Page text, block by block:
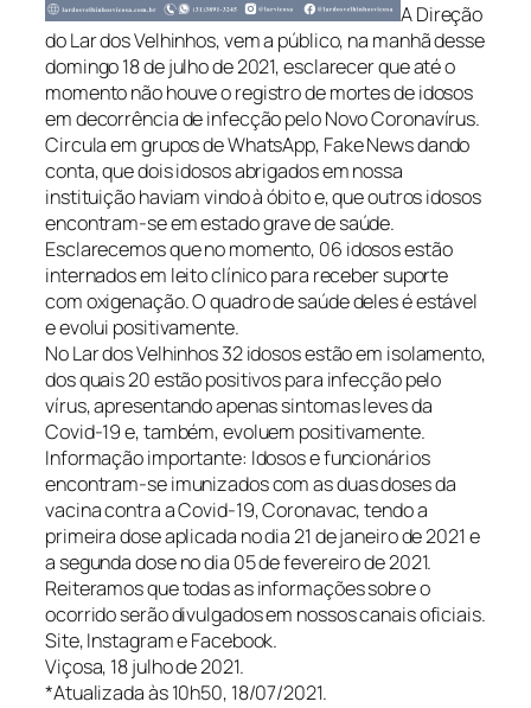
A Direção
do Lar dos Velhinhos, vem a público, na manhã desse
domingo 18 de julho de 2021, esclarecer que até o
momento não houve o registro de mortes de idosos
em decorrência de infecção pelo Novo Coronavírus.
Circula em grupos de WhatsApp, Fake News dando
conta, que dois idosos abrigados em nossa
instituição haviam vindo à óbito e, que outros idosos
encontram-se em estado grave de saúde.
Esclarecemos que no momento, 06 idosos estão
internados em leito clínico para receber suporte
com oxigenação. O quadro de saúde deles é estável
e evolui positivamente.
No Lar dos Velhinhos 32 idosos estão em isolamento,
dos quais 20 estão positivos para infecção pelo
vírus, apresentando apenas sintomas leves da
Covid-19 e, também, evoluem positivamente.
Informação importante: Idosos e funcionários
encontram-se imunizados com as duas doses da
vacina contra a Covid-19, Coronavac, tendo a
primeira dose aplicada no dia 21 de janeiro de 2021 e
a segunda dose no dia 05 de fevereiro de 2021.
Reiteramos que todas as informações sobre o
ocorrido serão divulgados em nossos canais oficiais.
Site, Instagram e Facebook.
Viçosa, 18 julho de 2021.
*Atualizada às 10h50, 18/07/2021.